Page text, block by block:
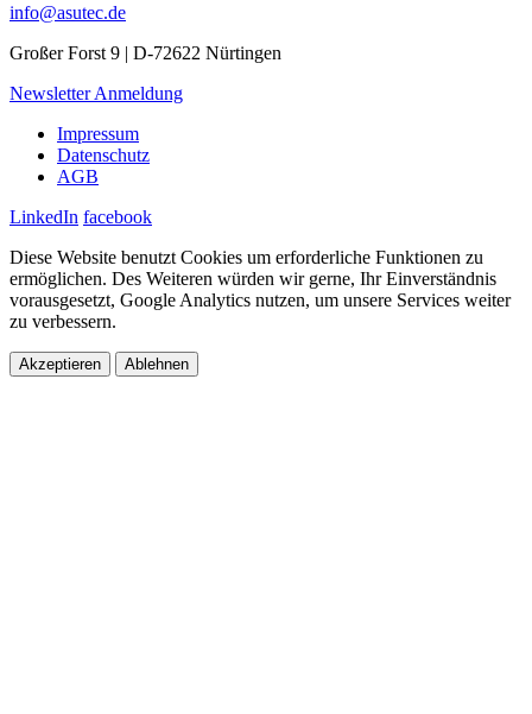
info@asutec.de
Großer Forst 9 | D-72622 Nürtingen
Newsletter Anmeldung
Impressum
Datenschutz
AGB
LinkedIn facebook
Diese Website benutzt Cookies um erforderliche Funktionen zu
ermöglichen. Des Weiteren würden wir gerne, Ihr Einverständnis
vorausgesetzt, Google Analytics nutzen, um unsere Services weiter
zu verbessern.
Akzeptieren Ablehnen